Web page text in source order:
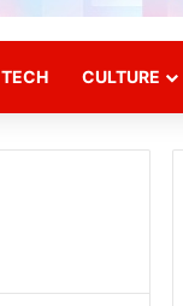
TECH CULTURE